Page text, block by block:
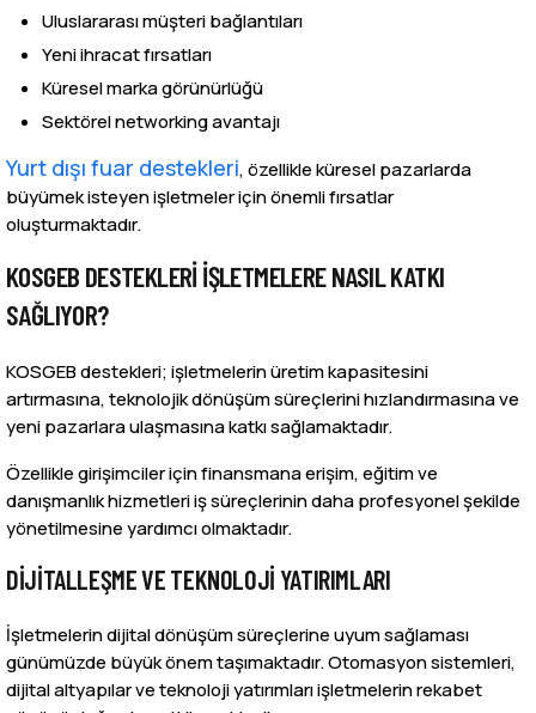
Uluslararası müşteri bağlantıları
Yeni ihracat fırsatları
Küresel marka görünürlüğü
Sektörel networking avantajı
Yurt dışı fuar destekleri, özellikle küresel pazarlarda
büyümek isteyen işletmeler için önemli fırsatlar
oluşturmaktadır.
KOSGEB DESTEKLERI İŞLETMELERE NASIL KATKI
SAĞLIYOR?
KOSGEB destekleri; işletmelerin üretim kapasitesini
artırmasına, teknolojik dönüşüm süreçlerini hızlandırmasına ve
yeni pazarlara ulaşmasına katkı sağlamaktadır.
Özellikle girişimciler için finansmana erişim, eğitim ve
danışmanlık hizmetleri iş süreçlerinin daha profesyonel şekilde
yönetilmesine yardımcı olmaktadır.
DIJITALLEŞME VE TEKNOLOJI YATIRIMLARI
İşletmelerin dijital dönüşüm süreçlerine uyum sağlaması
günümüzde büyük önem taşımaktadır. Otomasyon sistemleri,
dijital altyapılar ve teknoloji yatırımları işletmelerin rekabet